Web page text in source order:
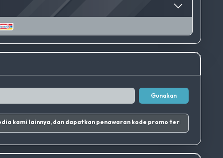
Gunakan
dan sosial media kami lainnya, dan dapatkan penawaran kode promo terbaik. |